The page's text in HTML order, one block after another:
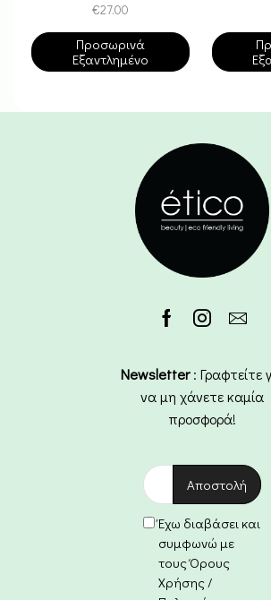
€27.00
Προσωρινά
Εξαντλημένο
Newsletter: Γραφτείτε
να μη χάνετε καμία
προσφορά!
Έχω διαβάσει και
συμφωνώ με
τους Όρους
Χρήσης /